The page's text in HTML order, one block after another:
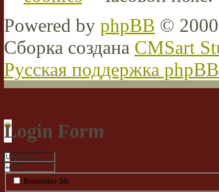
Powered by phpBB ©
Сборка создана CMSart
Русская поддержка phpBB
Login Form
Remember Me